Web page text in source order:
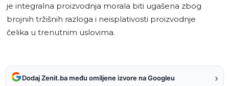
je integralna proizvodnja morala biti ugašena zbog
brojnih tržišnih razloga i neisplativosti proizvodnje
čelika u trenutnim uslovima.
Dodaj Zenit.ba među omiljene izvore na Googleu ›